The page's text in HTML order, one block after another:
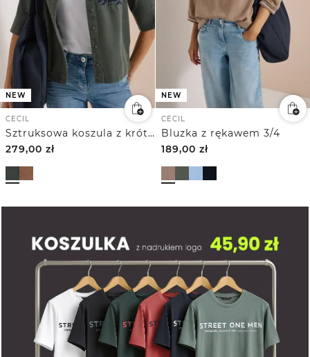
NEW
CECIL
Sztruksowa koszula z krótkim rękawem z kieszenią
279,00 zł
NEW
CECIL
Bluzka z rękawem 3/4
189,00 zł